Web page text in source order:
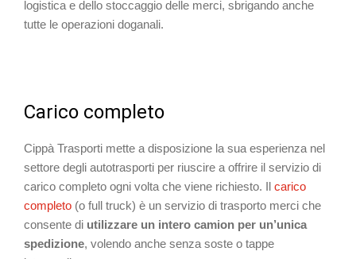
logistica e dello stoccaggio delle merci, sbrigando anche
tutte le operazioni doganali.
Carico completo
Cippà Trasporti mette a disposizione la sua esperienza nel
settore degli autotrasporti per riuscire a offrire il servizio di
carico completo ogni volta che viene richiesto. Il carico
completo (o full truck) è un servizio di trasporto merci che
consente di utilizzare un intero camion per un’unica
spedizione, volendo anche senza soste o tappe